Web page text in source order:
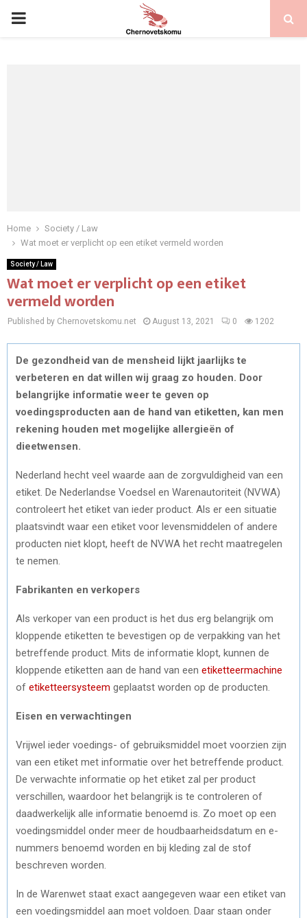
PRIMARY
Home
Society / Law
Wat moet er verplicht op een etiket vermeld worden
Society / Law
Wat moet er verplicht op een etiket
vermeld worden
Published by Chernovetskomu.net August 13, 2021 0 1202
De gezondheid van de mensheid lijkt jaarlijks te
verbeteren en dat willen wij graag zo houden. Door
belangrijke informatie weer te geven op
voedingsproducten aan de hand van etiketten, kan men
rekening houden met mogelijke allergieën of
dieetwensen.
Nederland hecht veel waarde aan de zorgvuldigheid van een
etiket. De Nederlandse Voedsel en Warenautoriteit (NVWA)
controleert het etiket van ieder product. Als er een situatie
plaatsvindt waar een etiket voor levensmiddelen of andere
producten niet klopt, heeft de NVWA het recht maatregelen
te nemen.
Fabrikanten en verkopers
Als verkoper van een product is het dus erg belangrijk om
kloppende etiketten te bevestigen op de verpakking van het
betreffende product. Mits de informatie klopt, kunnen de
kloppende etiketten aan de hand van een etiketteermachine
of etiketteersysteem geplaatst worden op de producten.
Eisen en verwachtingen
Vrijwel ieder voedings- of gebruiksmiddel moet voorzien zijn
van een etiket met informatie over het betreffende product.
De verwachte informatie op het etiket zal per product
verschillen, waardoor het belangrijk is te controleren of
daadwerkelijk alle informatie benoemd is. Zo moet op een
voedingsmiddel onder meer de houdbaarheidsdatum en e-
nummers benoemd worden en bij kleding zal de stof
beschreven worden.
In de Warenwet staat exact aangegeven waar een etiket van
een voedingsmiddel aan moet voldoen. Daar staan onder